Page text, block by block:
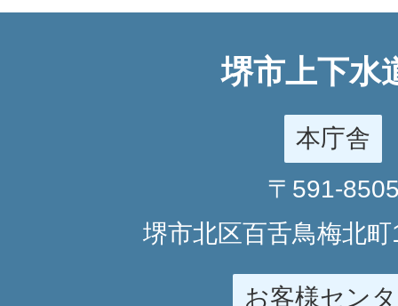
堺市上下水
本庁舎
〒591-
堺市北区百舌鳥梅北
お客様セン